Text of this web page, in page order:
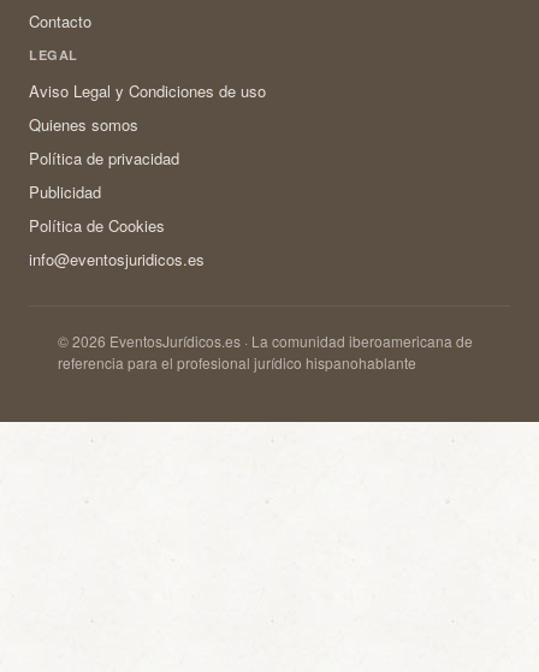
Contacto
LEGAL
Aviso Legal y Condiciones de uso
Quienes somos
Política de privacidad
Publicidad
Política de Cookies
info@eventosjuridicos.es
© 2026 EventosJurídicos.es · La comunidad iberoamericana de
referencia para el profesional jurídico hispanohablante